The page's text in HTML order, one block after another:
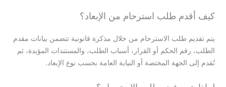
كيف أقدم طلب استرحام من الإبعاد؟
يتم تقديم طلب الاسترحام من خلال مذكرة قانونية تتضمن بيانات مقدم
الطلب، رقم الحكم أو القرار، أسباب الطلب، والمستندات المؤيدة، ثم
تُقدم إلى الجهة المختصة أو النيابة العامة بحسب نوع الإبعاد.